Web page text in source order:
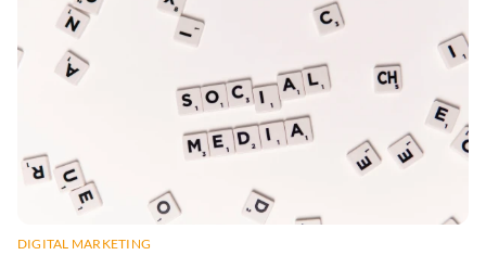
DIGITAL MARKETING